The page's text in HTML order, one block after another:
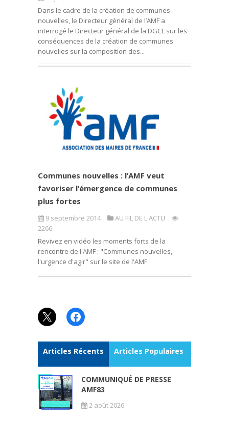
Dans le cadre de la création de communes
nouvelles, le Directeur général de l’AMF a
interrogé le Directeur général de la DGCL sur les
conséquences de la création de communes
nouvelles sur la composition des...
Communes nouvelles : l’AMF veut
favoriser l’émergence de communes
plus fortes
9 septembre 2014
AU FIL DE L'ACTU
2266
Revivez en vidéo les moments forts de la
rencontre de l'AMF : "Communes nouvelles,
l'urgence d'agir" sur le site de l'AMF
X Facebook
Articles Récents Articles Populaires
COMMUNIQUÉ DE PRESSE
AMF83
2 août 2026